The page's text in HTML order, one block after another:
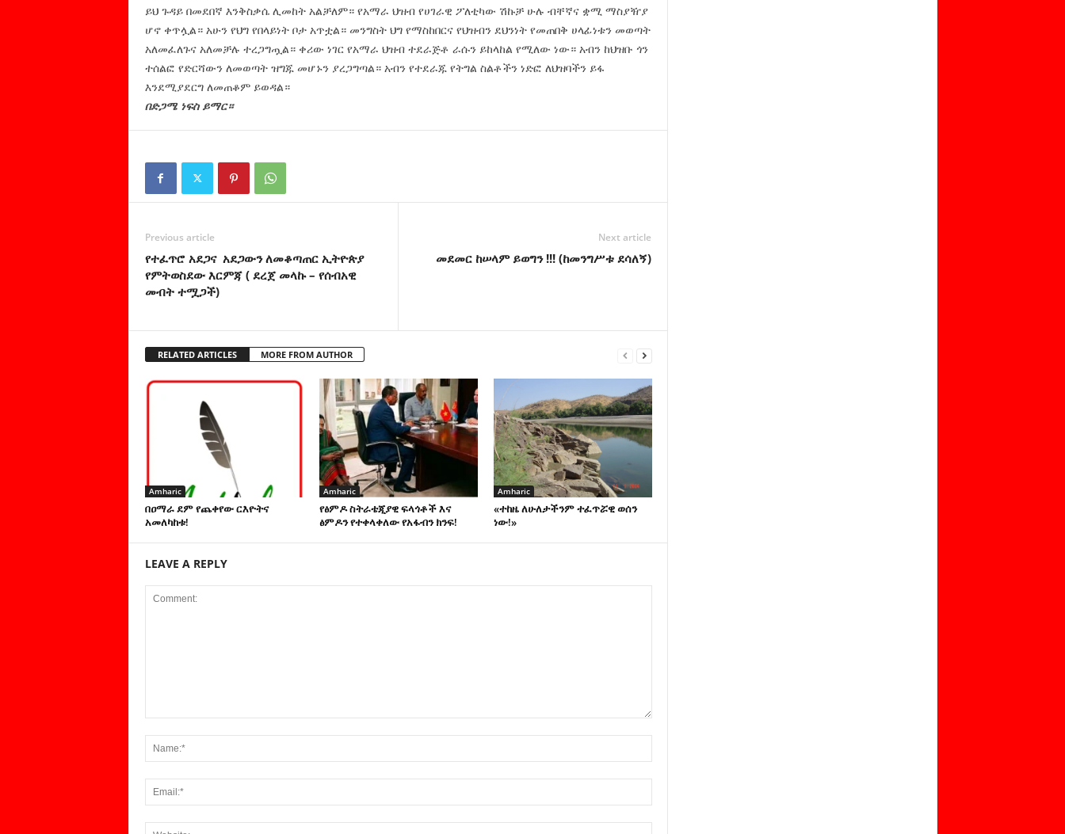
ይህ ጉዳይ በመደበኛ እንቅስቃሴ ሊመከት አልቻለም። የአማራ ህዝብ የሀገራዊ ፖለቲካው ሽኩቻ ሁሉ ብቸኛና ቋሚ ማስያዥያ
ሆኖ ቀጥሏል። አሁን የህግ የበላይነት ቦታ አጥቷል። መንግስት ህግ የማስከበርና የህዝብን ደህንነት የመጠበቅ ሀላፊነቱን መወጣት
አለመፈለጉና አለመቻሉ ተረጋግጧል። ቀሪው ነገር የአማራ ህዝብ ተደራጅቶ ራሱን ይከላከል የሚለው ነው። አብን ከህዝቡ ጎን
ተሰልፎ የድርሻውን ለመወጣት ዝግጁ መሆኑን ያረጋግጣል። አብን የተደራጁ የትግል ስልቶችን ነድፎ ለህዝባችን ይፋ
እንደሚያደርግ ለመጠቆም ይወዳል።
በድጋሜ ነፍስ ይማር።
Previous article
የተፈጥሮ አደጋና አደጋውን ለመቆጣጠር ኢትዮጵያ
የምትወስደው እርምጃ ( ደረጀ መላኩ – የሰብአዊ
መብት ተሟጋች)
Next article
መደመር ከሠላም ይወግን !!! (ከመንግሥቱ ደሳለኝ)
RELATED ARTICLES MORE FROM AUTHOR
Amharic
በዐማራ ደም የጨቀየው ርእዮትና
አመለካከቱ!
Amharic
የፅምዶ ስትራቴጂያዊ ፍላጎቶች እና
ፅምዶን የተቀላቀለው የአፋብን ክንፍ!
Amharic
«ተከዜ ለሁለታችንም ተፈጥሯዊ ወሰን
ነው!»
LEAVE A REPLY